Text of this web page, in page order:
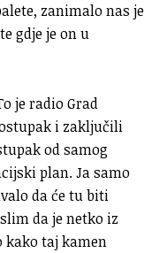
zanimalo nas je
gdje je on u
je radio Grad
i zaključili
od samog
plan. Ja samo
da će tu biti
da je netko iz
kako taj kamen